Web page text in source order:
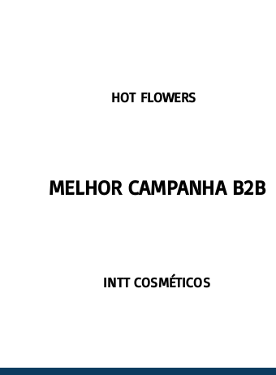
HOT FLOWERS
MELHOR CAMPANHA B2B
INTT COSMÉTICOS